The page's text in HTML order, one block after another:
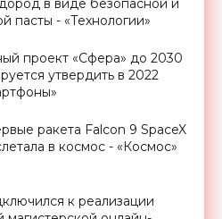
пасты - «Технологии»
проект «Сфера» до 2030
утвердить в 2022
ракета Falcon 9 SpaceX
в космос - «Космос»
к реализации